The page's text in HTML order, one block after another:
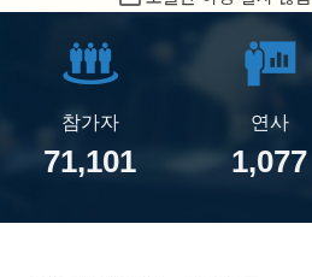
참가자
71,101
연사
1,077